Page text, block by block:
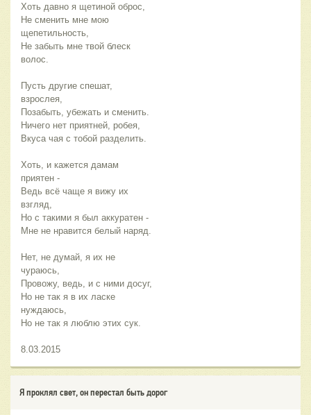
Хоть давно я щетиной оброс,
Не сменить мне мою
щепетильность,
Не забыть мне твой блеск
волос.
Пусть другие спешат,
взрослея,
Позабыть, убежать и сменить.
Ничего нет приятней, робея,
Вкуса чая с тобой разделить.
Хоть, и кажется дамам
приятен -
Ведь всё чаще я вижу их
взгляд,
Но с такими я был аккуратен -
Мне не нравится белый наряд.
Нет, не думай, я их не
чураюсь,
Провожу, ведь, и с ними досуг,
Но не так я в их ласке
нуждаюсь,
Но не так я люблю этих сук.
8.03.2015
Я проклял свет, он перестал быть дорог